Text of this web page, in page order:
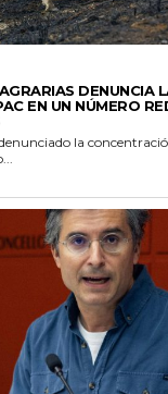
DENUNCIA
EN UN NÚMERO
la